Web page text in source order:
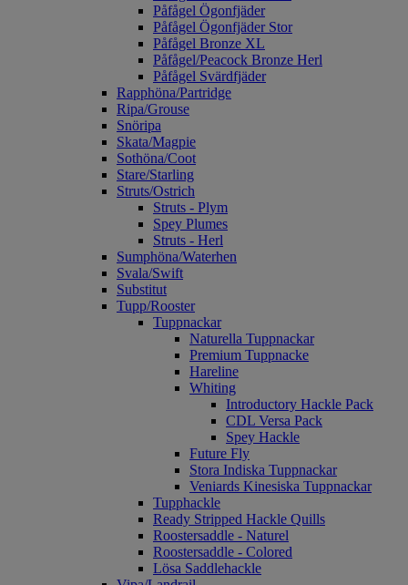
Påfågel Ögonfjäder
Påfågel Ögonfjäder Stor
Påfågel Bronze XL
Påfågel/Peacock Bronze Herl
Påfågel Svärdfjäder
Rapphöna/Partridge
Ripa/Grouse
Snöripa
Skata/Magpie
Sothöna/Coot
Stare/Starling
Struts/Ostrich
Struts - Plym
Spey Plumes
Struts - Herl
Sumphöna/Waterhen
Svala/Swift
Substitut
Tupp/Rooster
Tuppnackar
Naturella Tuppnackar
Premium Tuppnacke
Hareline
Whiting
Introductory Hackle Pack
CDL Versa Pack
Spey Hackle
Future Fly
Stora Indiska Tuppnackar
Veniards Kinesiska Tuppnackar
Tupphackle
Ready Stripped Hackle Quills
Roostersaddle - Naturel
Roostersaddle - Colored
Lösa Saddlehackle